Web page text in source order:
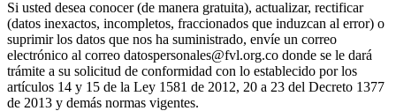
Si usted desea conocer (de manera gratuita), actualizar, rectificar
(datos inexactos, incompletos, fraccionados que induzcan al error) o
suprimir los datos que nos ha suministrado, envíe un correo
electrónico al correo datospersonales@fvl.org.co donde se le dará
trámite a su solicitud de conformidad con lo establecido por los
artículos 14 y 15 de la Ley 1581 de 2012, 20 a 23 del Decreto 1377
de 2013 y demás normas vigentes.